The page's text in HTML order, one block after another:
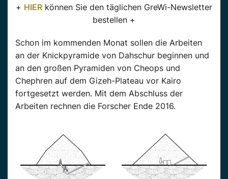
+ HIER können Sie den täglichen GreWi-Newsletter
bestellen +
Schon im kommenden Monat sollen die Arbeiten
an der Knickpyramide von Dahschur beginnen und
an den großen Pyramiden von Cheops und
Chephren auf dem Gizeh-Plateau vor Kairo
fortgesetzt werden. Mit dem Abschluss der
Arbeiten rechnen die Forscher Ende 2016.